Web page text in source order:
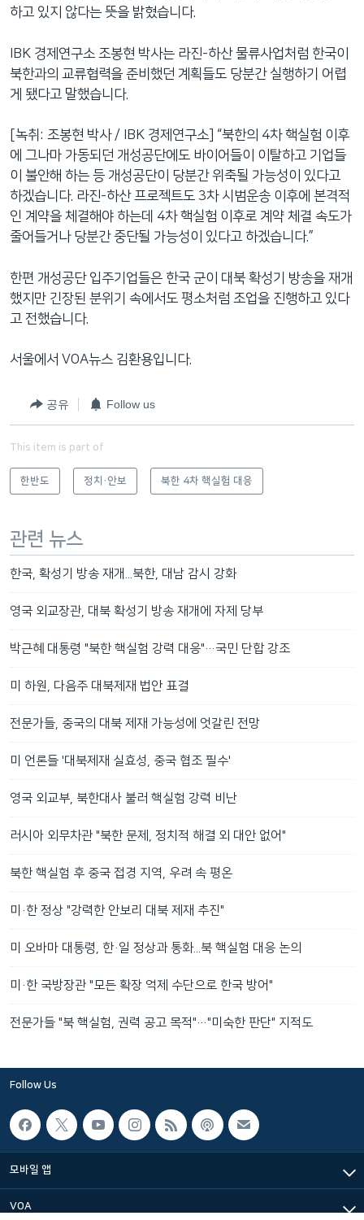
하고 있지 않다는 뜻을 밝혔습니다.
IBK 경제연구소 조봉현 박사는 라진-하산 물류사업처럼 한국이
북한과의 교류협력을 준비했던 계획들도 당분간 실행하기 어렵
게 됐다고 말했습니다.
[녹취: 조봉현 박사 / IBK 경제연구소] “북한의 4차 핵실험 이후
에 그나마 가동되던 개성공단에도 바이어들이 이탈하고 기업들
이 불안해 하는 등 개성공단이 당분간 위축될 가능성이 있다고
하겠습니다. 라진-하산 프로젝트도 3차 시범운송 이후에 본격적
인 계약을 체결해야 하는데 4차 핵실험 이후로 계약 체결 속도가
줄어들거나 당분간 중단될 가능성이 있다고 하겠습니다.”
한편 개성공단 입주기업들은 한국 군이 대북 확성기 방송을 재개
했지만 긴장된 분위기 속에서도 평소처럼 조업을 진행하고 있다
고 전했습니다.
서울에서 VOA뉴스 김환용입니다.
공유 Follow us
This item is part of
한반도 정치·안보 북한 4차 핵실험 대응
관련 뉴스
한국, 확성기 방송 재개...북한, 대남 감시 강화
영국 외교장관, 대북 확성기 방송 재개에 자제 당부
박근혜 대통령 "북한 핵실험 강력 대응"…국민 단합 강조
미 하원, 다음주 대북제재 법안 표결
전문가들, 중국의 대북 제재 가능성에 엇갈린 전망
미 언론들 '대북제재 실효성, 중국 협조 필수'
영국 외교부, 북한대사 불러 핵실험 강력 비난
러시아 외무차관 "북한 문제, 정치적 해결 외 대안 없어"
북한 핵실험 후 중국 접경 지역, 우려 속 평온
미·한 정상 "강력한 안보리 대북 제재 추진"
미 오바마 대통령, 한·일 정상과 통화...북 핵실험 대응 논의
미·한 국방장관 "모든 확장 억제 수단으로 한국 방어"
전문가들 "북 핵실험, 권력 공고 목적"…"미숙한 판단" 지적도
Follow Us
모바일 앱
VOA